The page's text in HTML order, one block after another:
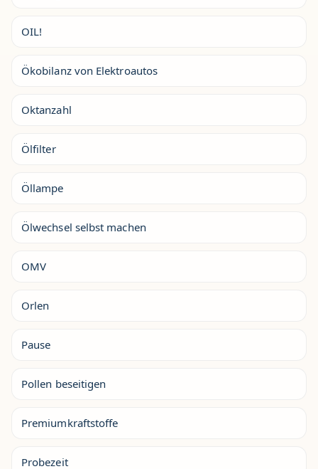
OIL!
Ökobilanz von Elektroautos
Oktanzahl
Ölfilter
Öllampe
Ölwechsel selbst machen
OMV
Orlen
Pause
Pollen beseitigen
Premiumkraftstoffe
Probezeit